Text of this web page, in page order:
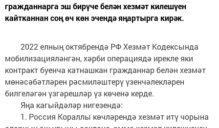
гражданнарга эш бирүче белән хезмәт килешүен
кайтканнан соң өч көн эчендә яңартырга кирәк.
2022 елның октябрендә РФ Хезмәт Кодексында
мобилизацияләнгән, хәрби операциядә ирекле яки
контракт буенча катнашкан гражданнар белән хезмәт
мөнәсәбәтләрен рәсмиләштерү үзенчәлекләрен
билгеләгән үзгәрешләр үз көченә керде.
Яңа кагыйдәләр нигезендә:
1. Россия Кораллы көчләрендә хезмәт итү чорына